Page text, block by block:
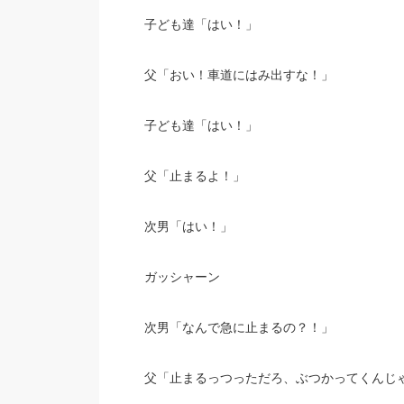
子ども達「はい！」
父「おい！車道にはみ出すな！」
子ども達「はい！」
父「止まるよ！」
次男「はい！」
ガッシャーン
次男「なんで急に止まるの？！」
父「止まるっつっただろ、ぶつかってくんじ